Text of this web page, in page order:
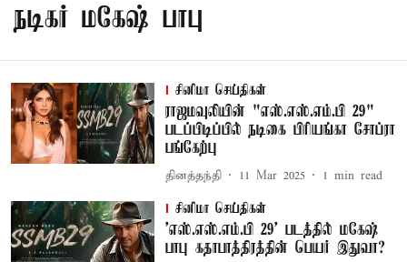
நடிகர் மகேஷ் பாபு
சினிமா செய்திகள்
ராஜமவுலியின் "எஸ்.எஸ்.எம்.பி 29"
படப்பிடிப்பில் நடிகை பிரியங்கா சோப்ரா
பங்கேற்பு
தினத்தந்தி 11 Mar 2025 1 min read
சினிமா செய்திகள்
'எஸ்.எஸ்.எம்.பி 29' படத்தில் மகேஷ்
பாபு கதாபாத்திரத்தின் பெயர் இதுவா?